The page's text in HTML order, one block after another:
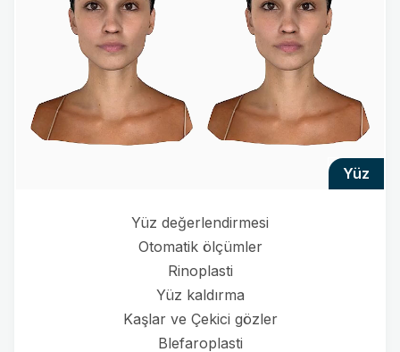
yüz
Yüz değerlendirmesi
Otomatik ölçümler
Rinoplasti
Yüz kaldırma
Kaşlar ve Çekici gözler
Blefaroplasti